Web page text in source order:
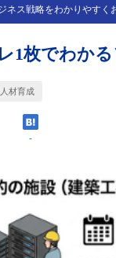
ネス戦略をわかりやすく
1枚でわか
人材育成
-